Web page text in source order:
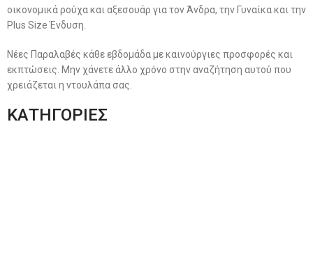
οικονομικά ρούχα και αξεσουάρ για τον Άνδρα, την Γυναίκα και την
Plus Size Ένδυση.
Νέες Παραλαβές κάθε εβδομάδα με καινούργιες προσφορές και
εκπτώσεις. Μην χάνετε άλλο χρόνο στην αναζήτηση αυτού που
χρειάζεται η ντουλάπα σας.
ΚΑΤΗΓΟΡΙΕΣ